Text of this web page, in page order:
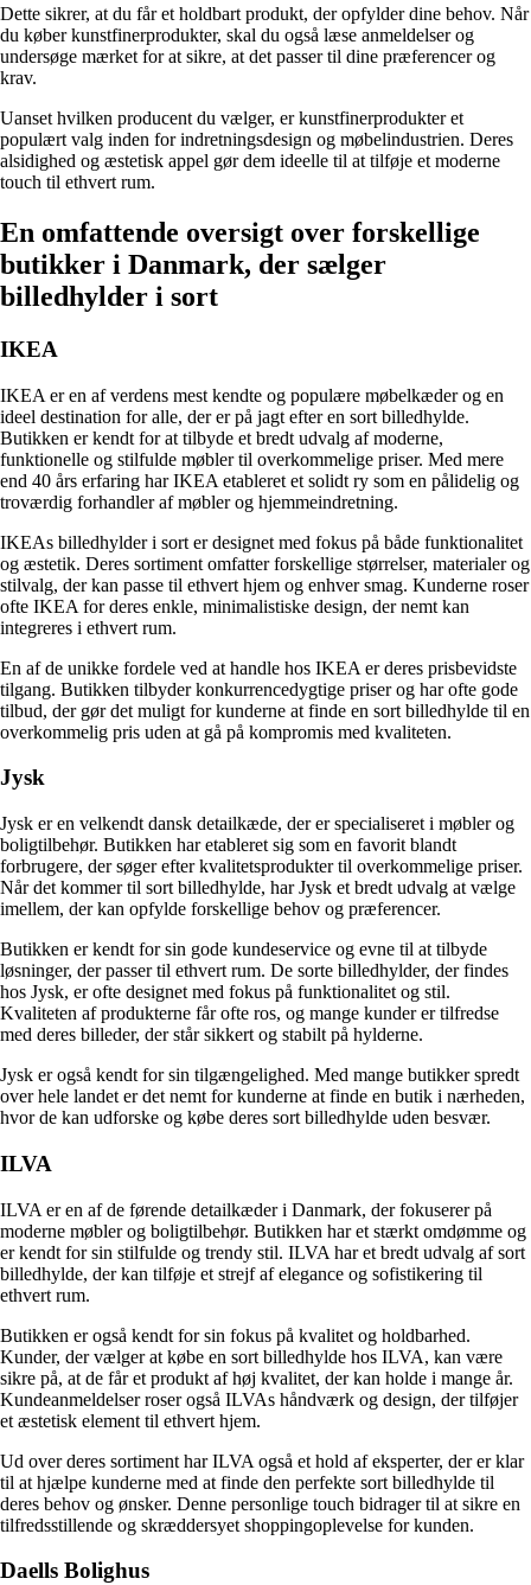
Dette sikrer, at du får et holdbart produkt, der opfylder dine behov. Når
du køber kunstfinerprodukter, skal du også læse anmeldelser og
undersøge mærket for at sikre, at det passer til dine præferencer og
krav.
Uanset hvilken producent du vælger, er kunstfinerprodukter et
populært valg inden for indretningsdesign og møbelindustrien. Deres
alsidighed og æstetisk appel gør dem ideelle til at tilføje et moderne
touch til ethvert rum.
En omfattende oversigt over forskellige
butikker i Danmark, der sælger
billedhylder i sort
IKEA
IKEA er en af verdens mest kendte og populære møbelkæder og en
ideel destination for alle, der er på jagt efter en sort billedhylde.
Butikken er kendt for at tilbyde et bredt udvalg af moderne,
funktionelle og stilfulde møbler til overkommelige priser. Med mere
end 40 års erfaring har IKEA etableret et solidt ry som en pålidelig og
troværdig forhandler af møbler og hjemmeindretning.
IKEAs billedhylder i sort er designet med fokus på både funktionalitet
og æstetik. Deres sortiment omfatter forskellige størrelser, materialer og
stilvalg, der kan passe til ethvert hjem og enhver smag. Kunderne roser
ofte IKEA for deres enkle, minimalistiske design, der nemt kan
integreres i ethvert rum.
En af de unikke fordele ved at handle hos IKEA er deres prisbevidste
tilgang. Butikken tilbyder konkurrencedygtige priser og har ofte gode
tilbud, der gør det muligt for kunderne at finde en sort billedhylde til en
overkommelig pris uden at gå på kompromis med kvaliteten.
Jysk
Jysk er en velkendt dansk detailkæde, der er specialiseret i møbler og
boligtilbehør. Butikken har etableret sig som en favorit blandt
forbrugere, der søger efter kvalitetsprodukter til overkommelige priser.
Når det kommer til sort billedhylde, har Jysk et bredt udvalg at vælge
imellem, der kan opfylde forskellige behov og præferencer.
Butikken er kendt for sin gode kundeservice og evne til at tilbyde
løsninger, der passer til ethvert rum. De sorte billedhylder, der findes
hos Jysk, er ofte designet med fokus på funktionalitet og stil.
Kvaliteten af produkterne får ofte ros, og mange kunder er tilfredse
med deres billeder, der står sikkert og stabilt på hylderne.
Jysk er også kendt for sin tilgængelighed. Med mange butikker spredt
over hele landet er det nemt for kunderne at finde en butik i nærheden,
hvor de kan udforske og købe deres sort billedhylde uden besvær.
ILVA
ILVA er en af de førende detailkæder i Danmark, der fokuserer på
moderne møbler og boligtilbehør. Butikken har et stærkt omdømme og
er kendt for sin stilfulde og trendy stil. ILVA har et bredt udvalg af sort
billedhylde, der kan tilføje et strejf af elegance og sofistikering til
ethvert rum.
Butikken er også kendt for sin fokus på kvalitet og holdbarhed.
Kunder, der vælger at købe en sort billedhylde hos ILVA, kan være
sikre på, at de får et produkt af høj kvalitet, der kan holde i mange år.
Kundeanmeldelser roser også ILVAs håndværk og design, der tilføjer
et æstetisk element til ethvert hjem.
Ud over deres sortiment har ILVA også et hold af eksperter, der er klar
til at hjælpe kunderne med at finde den perfekte sort billedhylde til
deres behov og ønsker. Denne personlige touch bidrager til at sikre en
tilfredsstillende og skræddersyet shoppingoplevelse for kunden.
Daells Bolighus